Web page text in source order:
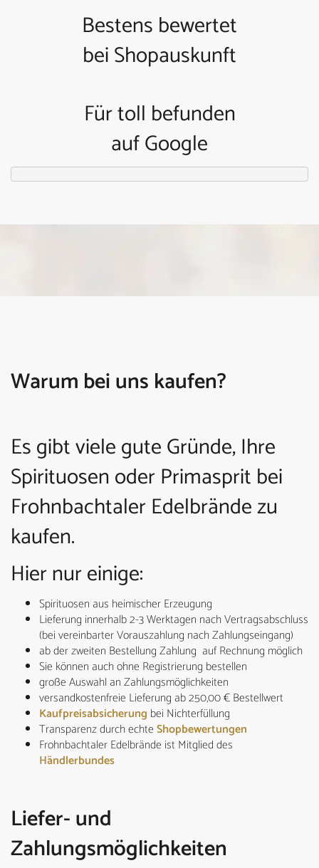
Bestens bewertet
bei Shopauskunft
Für toll befunden
auf Google
Warum bei uns kaufen?
Es gibt viele gute Gründe, Ihre
Spirituosen oder Primasprit bei
Frohnbachtaler Edelbrände zu
kaufen.
Hier nur einige:
Spirituosen aus heimischer Erzeugung
Lieferung innerhalb 2-3 Werktagen nach Vertragsabschluss
(bei vereinbarter Vorauszahlung nach Zahlungseingang)
ab der zweiten Bestellung Zahlung auf Rechnung möglich
Sie können auch ohne Registrierung bestellen
große Auswahl an Zahlungsmöglichkeiten
versandkostenfreie Lieferung ab 250,00 € Bestellwert
Kaufpreisabsicherung bei Nichterfüllung
Transparenz durch echteShopbewertungen
Frohnbachtaler Edelbrände ist Mitglied des
Händlerbundes
Liefer- und
Zahlungsmöglichkeiten